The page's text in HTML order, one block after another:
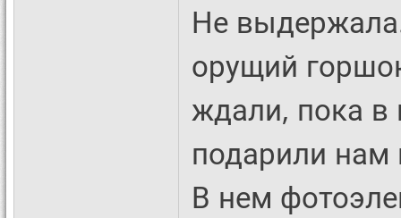
Не
орущий
ждали, пока в
подарили нам
В нем